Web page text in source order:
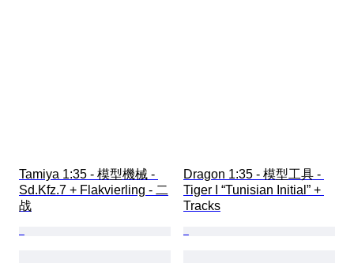
Tamiya 1:35 - 模型機械 -
Sd.Kfz.7 + Flakvierling - 二
战
Dragon 1:35 - 模型工具 -
Tiger I “Tunisian Initial” +
Tracks